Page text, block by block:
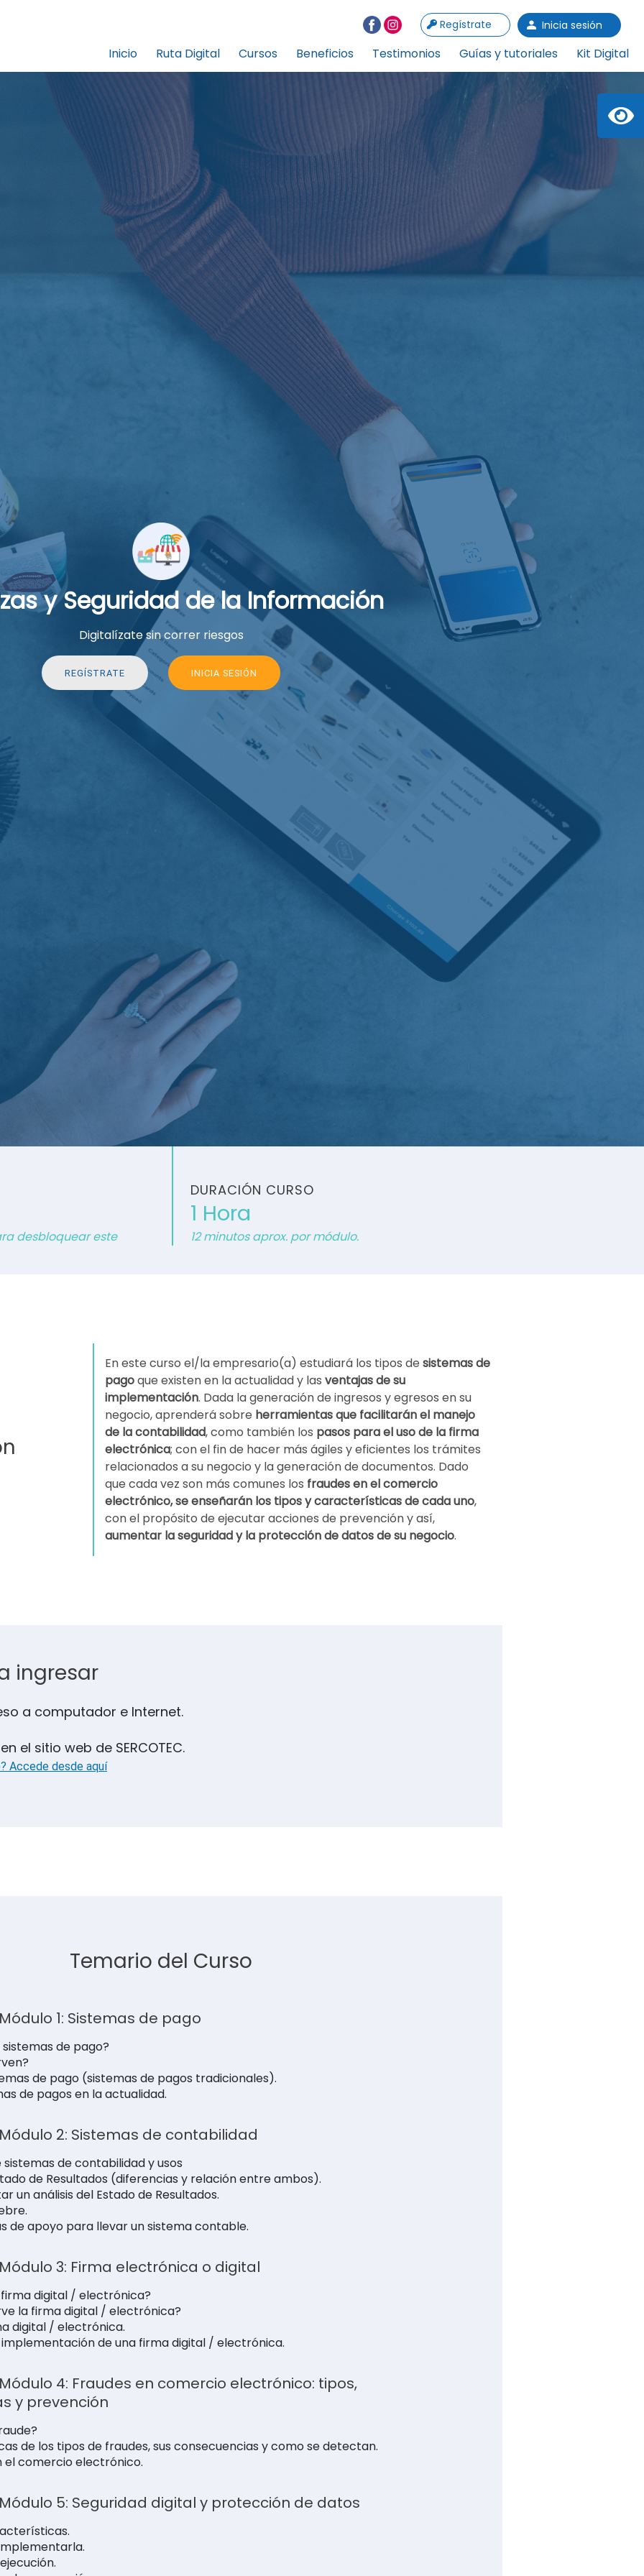
Regístrate Inicia sesión
Inicio Ruta Digital Cursos Beneficios Testimonios Guías y tutoriales Kit Digital
y Seguridad de la Información
Digitalízate sin correr riesgos
REGÍSTRATE INICIA SESIÓN
desbloquear este
DURACIÓN CURSO
1 Hora
12 minutos aprox. por módulo.
En este curso el/la empresario(a) estudiará los tipos de sistemas de
pagoque existen en la actualidad y las ventajas de su
implementación. Dada la generación de ingresos y egresos en su
negocio, aprenderá sobre herramientas que facilitarán el manejo
de la contabilidad, como también los pasos para el uso de la firma
electrónica; con el fin de hacer más ágiles y eficientes los trámites
relacionados a su negocio y la generación de documentos. Dado
que cada vez son más comunes los fraudes en el comercio
electrónico, se enseñarán los tipos y características de cada uno,
con el propósito de ejecutar acciones de prevención y así,
aumentar la seguridad y la protección de datos de su negocio.
ingresar
a computador e Internet.
el sitio web de SERCOTEC.
Accede desde aquí
Temario del Curso
1: Sistemas de pago
sistemas de pago?
de pago (sistemas de pagos tradicionales).
de pagos en la actualidad.
2: Sistemas de contabilidad
sistemas de contabilidad y usos
de Resultados (diferencias y relación entre ambos).
un análisis del Estado de Resultados.
de apoyo para llevar un sistema contable.
3: Firma electrónica o digital
firma digital / electrónica?
la firma digital / electrónica?
digital / electrónica.
implementación de una firma digital / electrónica.
4: Fraudes en comercio electrónico: tipos,
y prevención
de los tipos de fraudes, sus consecuencias y como se detectan.
el comercio electrónico.
5: Seguridad digital y protección de datos